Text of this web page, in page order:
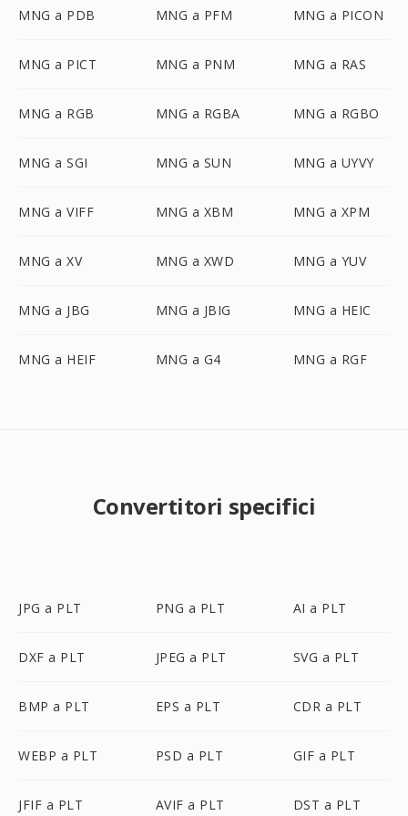
MNG a PDB MNG a PFM MNG a PICON
MNG a PICT MNG a PNM MNG a RAS
MNG a RGB MNG a RGBA MNG a RGBO
MNG a SGI MNG a SUN MNG a UYVY
MNG a VIFF MNG a XBM MNG a XPM
MNG a XV MNG a XWD MNG a YUV
MNG a JBG MNG a JBIG MNG a HEIC
MNG a HEIF MNG a G4 MNG a RGF
Convertitori specifici
JPG a PLT PNG a PLT AI a PLT
DXF a PLT JPEG a PLT SVG a PLT
BMP a PLT EPS a PLT CDR a PLT
WEBP a PLT PSD a PLT GIF a PLT
JFIF a PLT AVIF a PLT DST a PLT